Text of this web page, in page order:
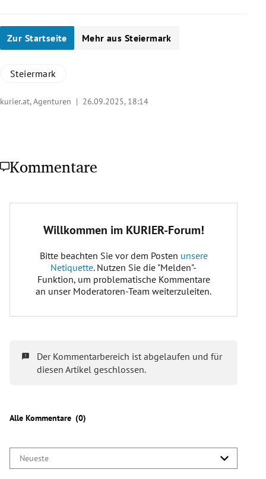
Zur Startseite Mehr aus Steiermark
Steiermark
kurier.at, Agenturen | 26.09.2025, 18:14
Kommentare